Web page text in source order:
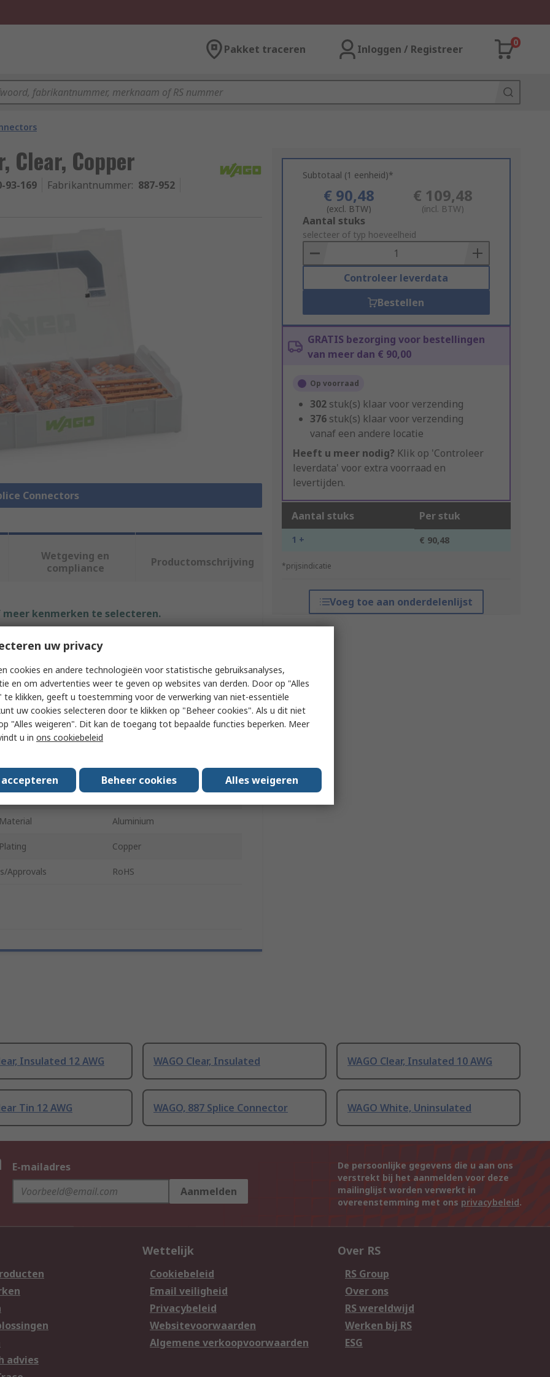
Pakket traceren Inloggen / Registreer
0
Clear, Copper
93-169 Fabrikantnummer: 887-952
Connectors
Subtotaal (1 eenheid)*
€ 90,48
(excl. BTW)
€ 109,48
(incl. BTW)
Add
to
Basket
Aantal stuks
selecteer of typ hoeveelheid
Controleer leverdata
Bestellen
GRATIS bezorging voor bestellingen
van meer dan € 90,00
Op voorraad
302 stuk(s) klaar voor verzending
376 stuk(s) klaar voor verzending
vanaf een andere locatie
Heeft u meer nodig? Klik op 'Controleer
leverdata' voor extra voorraad en
levertijden.
Aantal stuks Per stuk
1 + € 90,48
*prijsindicatie
Voeg toe aan onderdelenlijst
Wetgeving en
compliance
Productomschrijving
kenmerken te selecteren.
WAGO
Splice Connector
260mm
259 x 66 x 155 mm
221
Aluminium
Copper
Approvals RoHS
Insulated 12 AWG WAGO Clear, Insulated WAGO Clear, Insulated 10 AWG
Tin 12 AWG WAGO, 887 Splice Connector WAGO White, Uninsulated
E-mailadres
Aanmelden
De persoonlijke gegevens die u aan ons
verstrekt bij het aanmelden voor deze
mailinglijst worden verwerkt in
overeenstemming met ons privacybeleid.
advies
Wettelijk
Cookiebeleid
Email veiligheid
Privacybeleid
Websitevoorwaarden
Algemene verkoopvoorwaarden
Over RS
RS Group
Over ons
RS wereldwijd
Werken bij RS
ESG
uw privacy
cookies en andere technologieën voor statistische gebruiksanalyses,
en om advertenties weer te geven op websites van derden. Door op "Alles
te klikken, geeft u toestemming voor de verwerking van niet-essentiële
uw cookies selecteren door te klikken op "Beheer cookies". Als u dit niet
"Alles weigeren". Dit kan de toegang tot bepaalde functies beperken. Meer
u in ons cookiebeleid
Beheer cookies Alles weigeren